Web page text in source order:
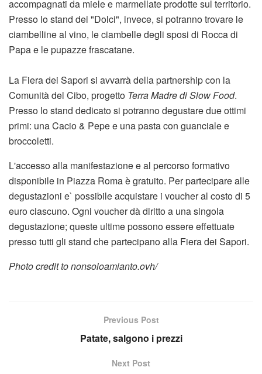
accompagnati da miele e marmellate prodotte sul territorio.
Presso lo stand dei "Dolci", invece, si potranno trovare le
ciambelline al vino, le ciambelle degli sposi di Rocca di
Papa e le pupazze frascatane.
La Fiera dei Sapori si avvarrà della partnership con la
Comunità del Cibo, progetto Terra Madre di Slow Food.
Presso lo stand dedicato si potranno degustare due ottimi
primi: una Cacio & Pepe e una pasta con guanciale e
broccoletti.
L'accesso alla manifestazione e al percorso formativo
disponibile in Piazza Roma è gratuito. Per partecipare alle
degustazioni e` possibile acquistare i voucher al costo di 5
euro ciascuno. Ogni voucher dà diritto a una singola
degustazione; queste ultime possono essere effettuate
presso tutti gli stand che partecipano alla Fiera dei Sapori.
Photo credit to nonsoloamianto.ovh/
Previous Post
Patate, salgono i prezzi
Next Post